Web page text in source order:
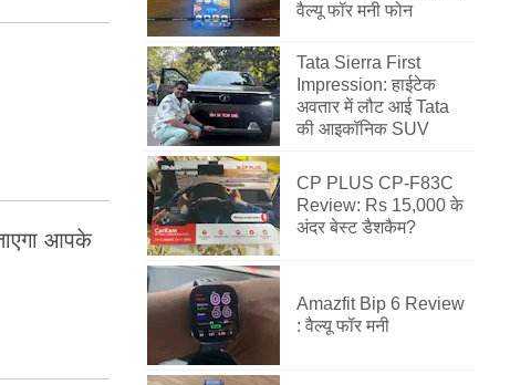
आपके
वैल्यू फॉर मनी फोन
Tata Sierra First
Impression: हाईटेक
अवतार में लौट आई Tata
की आइकॉनिक SUV
CP PLUS CP-F83C
Review: Rs 15,000 के
अंदर बेस्ट डैशकैम?
Amazfit Bip 6 Review
: वैल्यू फॉर मनी